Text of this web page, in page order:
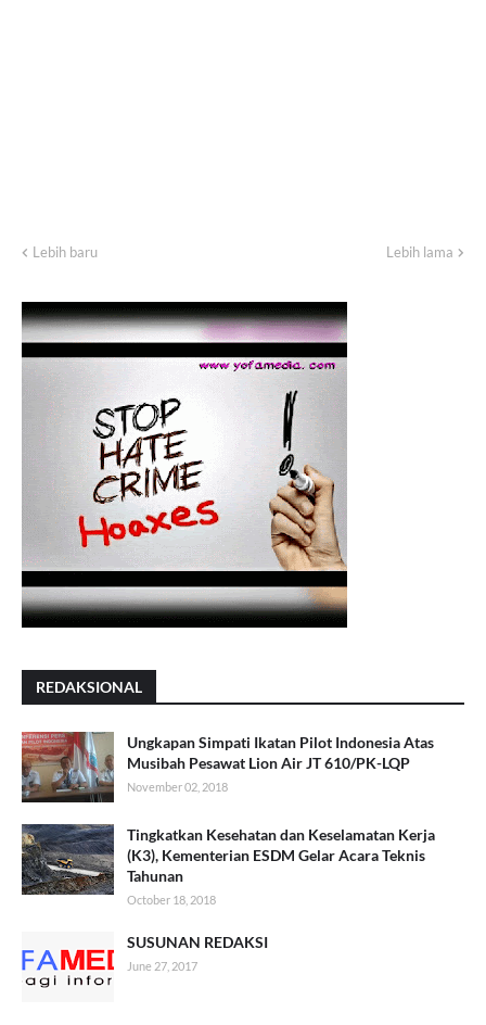
Lebih baru Lebih lama
REDAKSIONAL
Ungkapan Simpati Ikatan Pilot Indonesia Atas
Musibah Pesawat Lion Air JT 610/PK-LQP
November 02, 2018
Tingkatkan Kesehatan dan Keselamatan Kerja
(K3), Kementerian ESDM Gelar Acara Teknis
Tahunan
October 18, 2018
SUSUNAN REDAKSI
June 27, 2017